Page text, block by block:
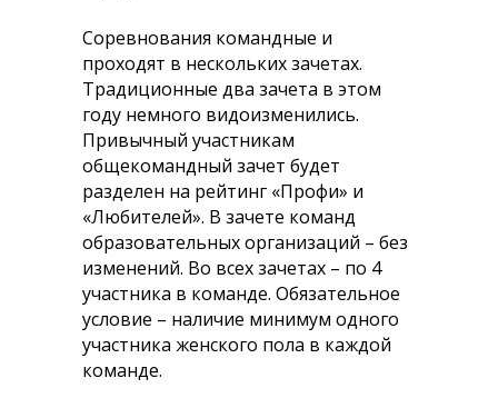
Соревнования командные и
проходят в нескольких зачетах.
Традиционные два зачета в этом
году немного видоизменились.
Привычный участникам
общекомандный зачет будет
разделен на рейтинг «Профи» и
«Любителей». В зачете команд
образовательных организаций – без
изменений. Во всех зачетах – по 4
участника в команде. Обязательное
условие – наличие минимум одного
участника женского пола в каждой
команде.